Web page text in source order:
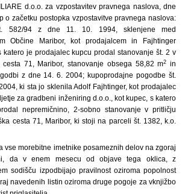
d.o.o. za vzpostavitev pravnega naslova, dne
o začetku postopka vzpostavitve pravnega naslova:
582/94 z dne 11. 10. 1994, sklenjene med
Občine Maribor, kot prodajalcem in Fajhtinger
katero je prodajalec kupcu prodal stanovanje št. 2 v
71, Maribor, stanovanje obsega 58,82 m2 in
z dne 14. 6. 2004; kupoprodajne pogodbe št.
ki sta jo sklenila Adolf Fajhtinger, kot prodajalec
za gradbeni inženiring d.o.o., kot kupec, s katero
nepremičnino, 2-sobno stanovanje v pritličju
cesta 71, Maribor, ki stoji na parceli št. 1382, k.o.
vse morebitne imetnike posameznih delov na zgoraj
da v enem mesecu od objave tega oklica, z
sodišču izpodbijajo pravilnost oziroma popolnost
navedenih listin oziroma druge pogoje za vknjižbo